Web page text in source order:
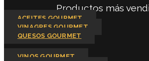
Productos más
ACEITES GOURMET
VINAGRES GOURMET
QUESOS GOURMET
VINOS GOURMET